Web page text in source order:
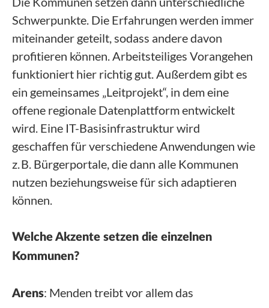
Schwerpunkte. Die Erfahrungen werden immer
miteinander geteilt, sodass andere davon
profitieren können. Arbeitsteiliges Vorangehen
funktioniert hier richtig gut. Außerdem gibt es
ein gemeinsames „Leitprojekt“, in dem eine
offene regionale Datenplattform entwickelt
wird. Eine IT-Basisinfrastruktur wird
geschaffen für verschiedene Anwendungen wie
z. B. Bürgerportale, die dann alle Kommunen
nutzen beziehungsweise für sich adaptieren
können.
Welche Akzente setzen die einzelnen
Kommunen?
Arens: Menden treibt vor allem das